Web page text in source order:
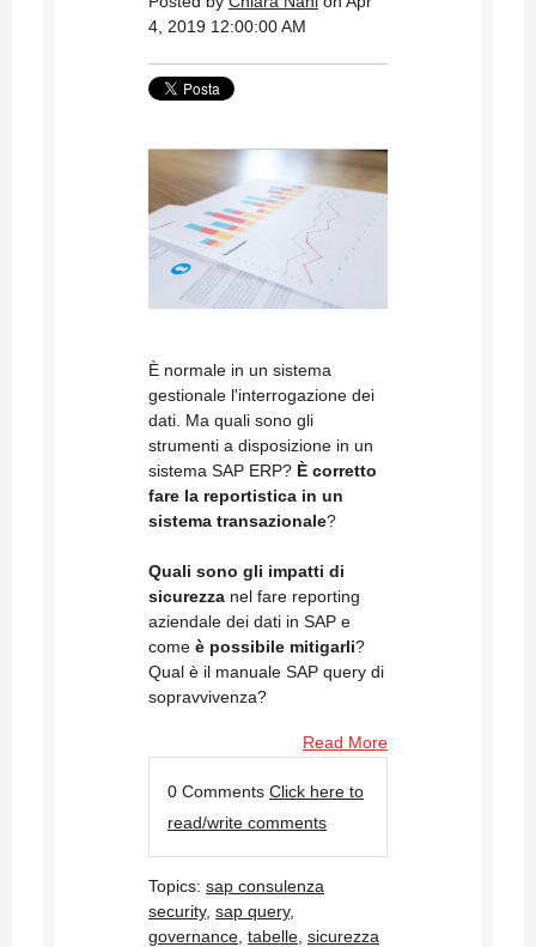
4, 2019 12:00:00 AM
È normale in un sistema
gestionale l'interrogazione dei
dati. Ma quali sono gli
strumenti a disposizione in un
sistema SAP ERP? È corretto
fare la reportistica in un
sistema transazionale?
Quali sono gli impatti di
sicurezza nel fare reporting
aziendale dei dati in SAP e
come è possibile mitigarli?
Qual è il manuale SAP query di
sopravvivenza?
Read More
0 Comments Click here to
read/write comments
Topics: sap consulenza
security, sap query,
governance tabelle sicurezza